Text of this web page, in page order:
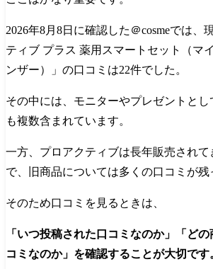
2026年8月8日に確認した＠cosmeでは、
ティブ プラス 薬用スマートセット（マ
ンザー）」の口コミは22件でした。
その中には、モニターやプレゼントと
も複数含まれています。
一方、プロアクティブは長年販売されて
で、旧商品については多くの口コミが残
そのため口コミを見るときは、
「いつ投稿された口コミなのか」「どの
コミなのか」を確認することが大切です